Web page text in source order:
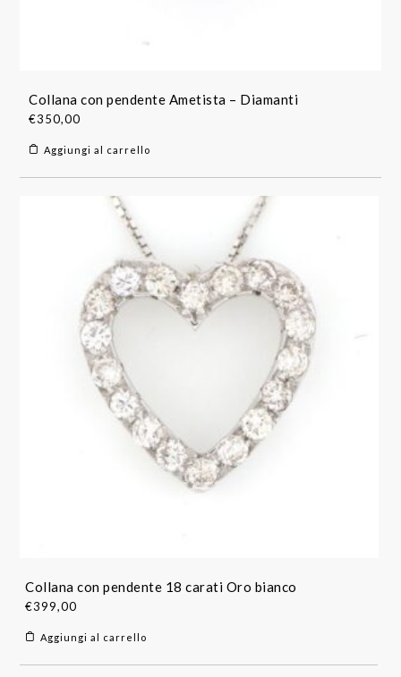
Collana con pendente Ametista – Diamanti
€350,00
Aggiungi al carrello
Collana con pendente 18 carati Oro bianco
€399,00
Aggiungi al carrello